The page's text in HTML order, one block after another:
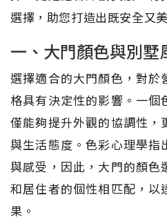
選擇，助您打造出既安全又
一、大門顏色與別墅
選擇適合的大門顏色，對
格具有決定性的影響。一個
僅能夠提升外觀的協調性，
與生活態度。色彩心理學指
與感受，因此，大門的顏色
和居住者的個性相匹配，以
果。